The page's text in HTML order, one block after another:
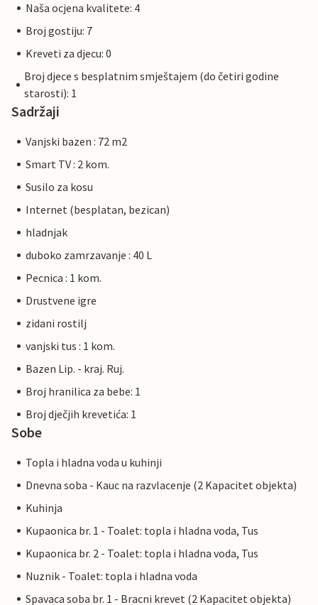
Naša ocjena kvalitete: 4
Broj gostiju: 7
Kreveti za djecu: 0
Broj djece s besplatnim smještajem (do četiri godine
starosti): 1
Sadržaji
Vanjski bazen : 72 m2
Smart TV : 2 kom.
Susilo za kosu
Internet (besplatan, bezican)
hladnjak
duboko zamrzavanje : 40 L
Pecnica : 1 kom.
Drustvene igre
zidani rostilj
vanjski tus : 1 kom.
Bazen Lip. - kraj. Ruj.
Broj hranilica za bebe: 1
Broj dječjih krevetića: 1
Sobe
Topla i hladna voda u kuhinji
Dnevna soba - Kauc na razvlacenje (2 Kapacitet objekta)
Kuhinja
Kupaonica br. 1 - Toalet: topla i hladna voda, Tus
Kupaonica br. 2 - Toalet: topla i hladna voda, Tus
Nuznik - Toalet: topla i hladna voda
Spavaca soba br. 1 - Bracni krevet (2 Kapacitet objekta)